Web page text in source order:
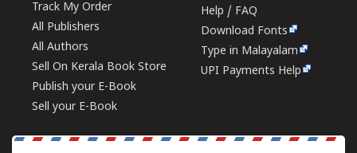
Track My Order
All Publishers
All Authors
Sell On Kerala Book Store
Publish your E-Book
Sell your E-Book
Help / FAQ
Download Fonts
Type in Malayalam
UPI Payments Help